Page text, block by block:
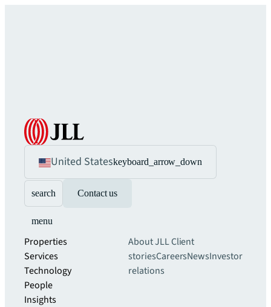
United Stateskeyboard_arrow_down
search Contact us
menu
Properties
Services
Technology
People
Insights
About JLLClient
storiesCareersNewsInvestor
relations